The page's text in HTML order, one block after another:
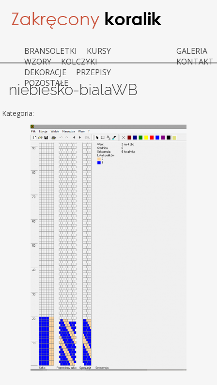
BRANSOLETKI
KURSY
WZORY
KOLCZYKI
DEKORACJE
PRZEPISY
POZOSTAŁE
GALERIA
KONTAKT
niebiesko-bialaWB
Kategoria: